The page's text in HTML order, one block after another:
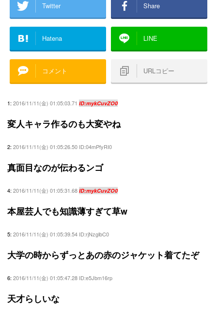
Twitter Share
Hatena LINE
コメント URLコピー
1: 2016/11/11(金) 01:05:03.71 ID:mykCuvZO0
変人キャラ作るのも大変やね
2: 2016/11/11(金) 01:05:26.50 ID:04mPfyRI0
真面目なのが伝わるンゴ
4: 2016/11/11(金) 01:05:31.68 ID:mykCuvZO0
本屋芸人でも知識薄すぎて草w
5: 2016/11/11(金) 01:05:39.54 ID:rjNzglbC0
大学の時からずっとあの赤のジャケット着てたぞ
6: 2016/11/11(金) 01:05:47.28 ID:e5Jbm16rp
天才らしいな